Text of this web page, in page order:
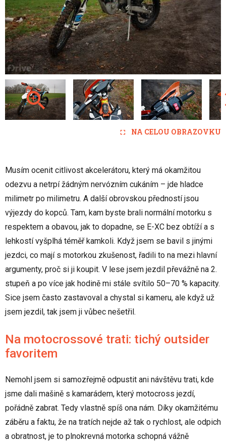
NA CELOU OBRAZOVKU
Musím ocenit citlivost akcelerátoru, který má okamžitou
odezvu a netrpí žádným nervózním cukáním – jde hladce
milimetr po milimetru. A další obrovskou předností jsou
výjezdy do kopců. Tam, kam byste brali normální motorku s
respektem a obavou, jak to dopadne, se E-XC bez obtíží a s
lehkostí vyšplhá téměř kamkoli. Když jsem se bavil s jinými
jezdci, co mají s motorkou zkušenost, řadili to na mezi hlavní
argumenty, proč si ji koupit. V lese jsem jezdil převážně na 2.
stupeň a po více jak hodině mi stále svítilo 50–70 % kapacity.
Sice jsem často zastavoval a chystal si kameru, ale když už
jsem jezdil, tak jsem ji vůbec nešetřil.
Na motocrossové trati: tichý outsider
favoritem
Nemohl jsem si samozřejmě odpustit ani návštěvu trati, kde
jsme dali mašině s kamarádem, který motocross jezdí,
pořádně zabrat. Tedy vlastně spíš ona nám. Díky okamžitému
záběru a faktu, že na tratích nejde až tak o rychlost, ale odpich
a obratnost, je to plnokrevná motorka schopná vážně